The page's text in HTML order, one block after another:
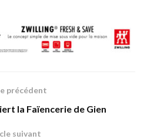
précédent
la Faïencerie de Gien
suivant